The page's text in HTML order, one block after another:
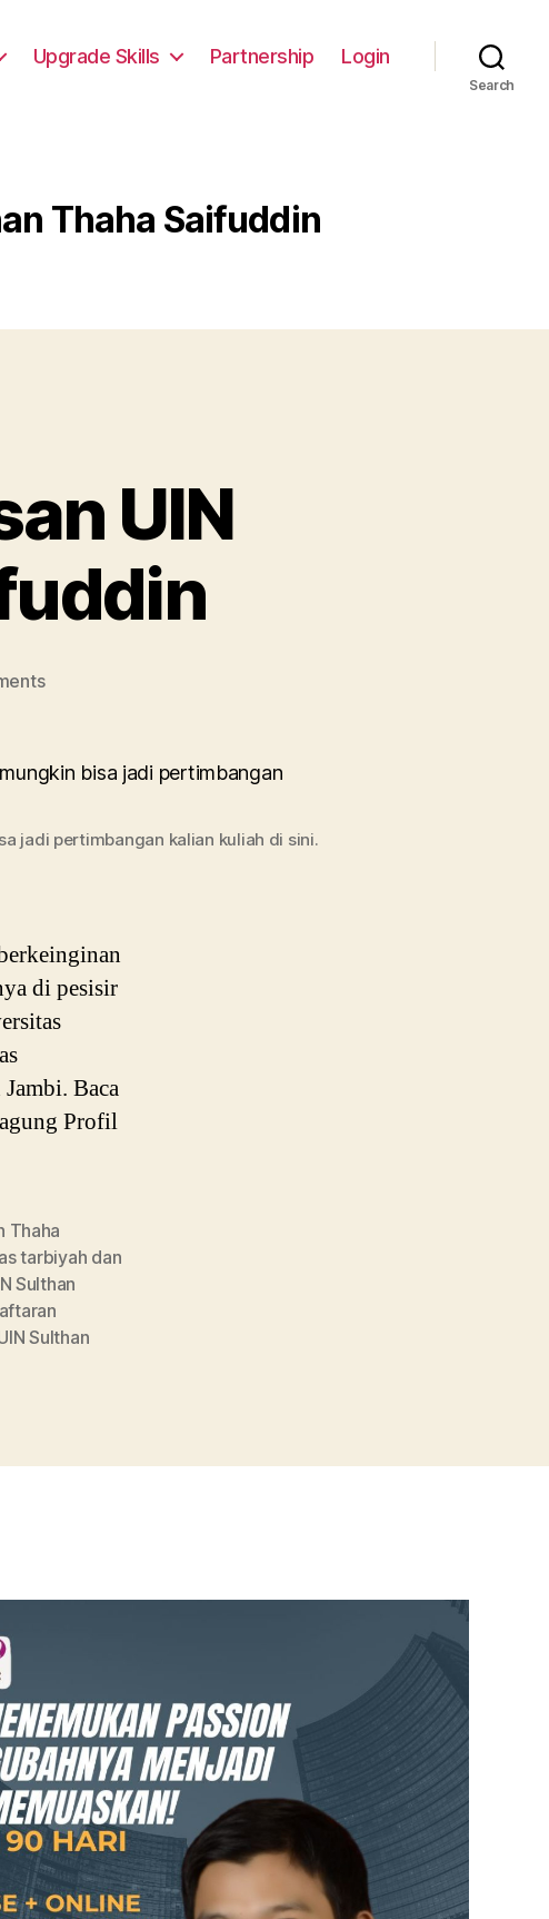
Upgrade Skills Partnership Login
Search
Thaha Saifuddin
UIN
on
Jurusan
Sulthan
jadi pertimbangan kalian kuliah di sini.
di pesisir
Baca
Profil
Thaha
tarbiyah dan
Sulthan
Sulthan